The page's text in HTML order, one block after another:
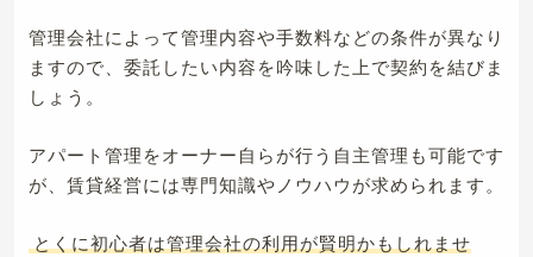
管理会社によって管理内容や手数料などの条件が異なり
ますので、委託したい内容を吟味した上で契約を結びま
しょう。
アパート管理をオーナー自らが行う自主管理も可能です
が、賃貸経営には専門知識やノウハウが求められます。
とくに初心者は管理会社の利用が賢明かもしれませ